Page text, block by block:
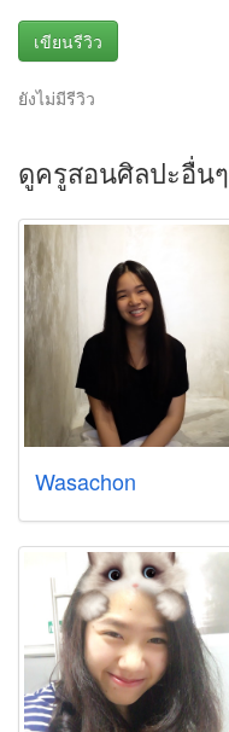
เขียนรีวิว
ยังไม่มีรีวิว
ดูครูสอนศิลปะอื่นๆ
Wasachon